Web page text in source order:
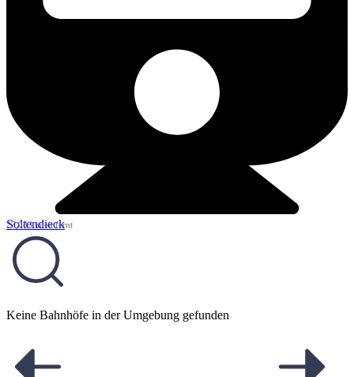
Soltendieck
27,08 km entfernt
Keine Bahnhöfe in der Umgebung gefunden